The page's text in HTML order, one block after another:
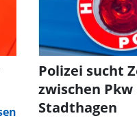
Polizei sucht
zwischen Pkw
Stadthagen